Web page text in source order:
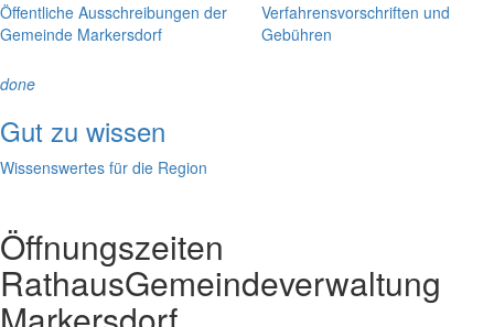
Öffentliche Ausschreibungen der
Gemeinde Markersdorf
Verfahrensvorschriften und
Gebühren
done
Gut zu wissen
Wissenswertes für die Region
Öffnungszeiten
RathausGemeindeverwaltung